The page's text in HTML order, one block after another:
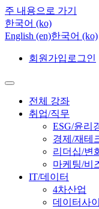
주 내용으로 가기
한국어 ‎(ko)‎
English ‎(en)‎한국어 ‎(ko)‎
회원가입 로그인
전체 강좌
취업/직무
ESG/윤리
경제/재테
리더십/변
마케팅/비
IT/데이터
4차산업
데이터사